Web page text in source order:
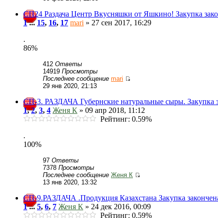
СП24 Раздача Центр Вкусняшки от Яшкино! Закупка
1...15, 16, 17 mari » 27 сен 2017, 16:29
.
86%
412 Ответы
14919 Просмотры
Последнее сообщение mari
29 янв 2020, 21:13
СП-3. РАЗДАЧА Губернские натуральные сыры. Закупка
1,2, 3, 4 Женя К » 09 апр 2018, 11:12
Рейтинг: 0.59%
.
100%
97 Ответы
7378 Просмотры
Последнее сообщение Женя К
13 янв 2020, 13:32
СП-9.РАЗДАЧА .Продукция Казахстана Закупка
1...5, 6, 7 Женя К » 24 дек 2016, 00:09
Рейтинг: 0.59%